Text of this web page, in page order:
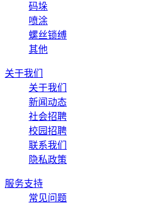
码垛
喷涂
螺丝锁缚
其他
关于我们
关于我们
新闻动态
社会招聘
校园招聘
联系我们
隐私政策
服务支持
常见问题